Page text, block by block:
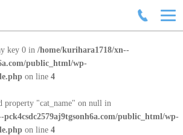
key 0 in /home/kurihara1718/xn--
public_html/wp-
on line 4
property "cat_name" on null in
public_html/wp-
on line 4